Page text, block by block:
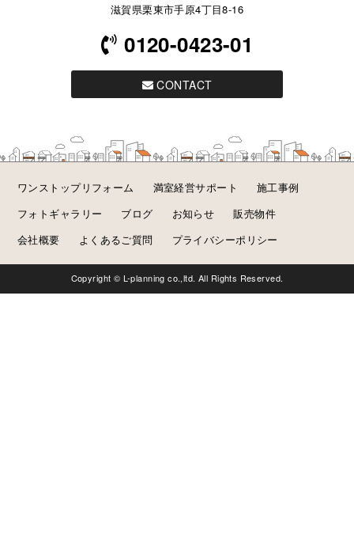
滋賀県栗東市手原4丁目8-16
0120-0423-01
CONTACT
ワンストップリフォーム 満室経営サポート
施工事例
フォトギャラリー
ブログ お知らせ
販売物件
会社概要
よくあるご質問 プライバシーポリシー
Copyright © L-planning co.,ltd. All Rights Reserved.